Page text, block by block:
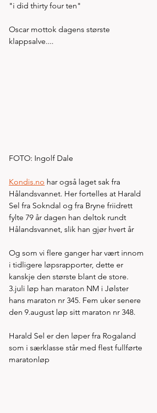
"i did thirty four ten"
Oscar mottok dagens største
klappsalve....
FOTO: Ingolf Dale
Kondis.no har også laget sak fra
Hålandsvannet. Her fortelles at Harald
Sel fra Sokndal og fra Bryne friidrett
fylte 79 år dagen han deltok rundt
Hålandsvannet, slik han gjør hvert år
Og som vi flere ganger har vært innom
i tidligere løpsrapporter, dette er
kanskje den største blant de store.
3.juli løp han maraton NM i Jølster
hans maraton nr 345. Fem uker senere
den 9.august løp sitt maraton nr 348.
Harald Sel er den løper fra Rogaland
som i særklasse står med flest fullførte
maratonløp